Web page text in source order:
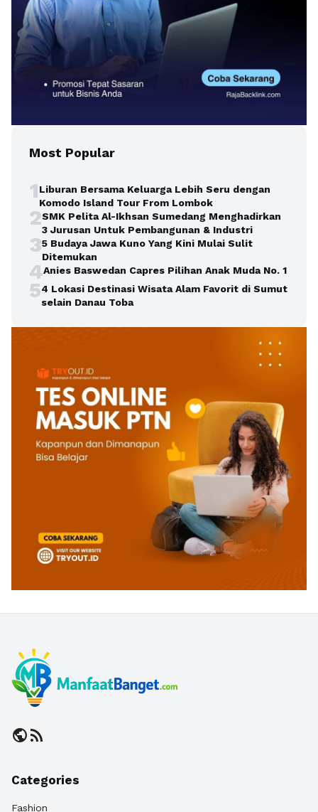
Most Popular
1Liburan Bersama Keluarga Lebih Seru dengan
Komodo Island Tour From Lombok
2SMK Pelita Al-Ikhsan Sumedang Menghadirkan
3 Jurusan Untuk Pembangunan & Industri
35 Budaya Jawa Kuno Yang Kini Mulai Sulit
Ditemukan
4Anies Baswedan Capres Pilihan Anak Muda No. 1
54 Lokasi Destinasi Wisata Alam Favorit di Sumut
selain Danau Toba
publicrss_feed
Categories
Fashion